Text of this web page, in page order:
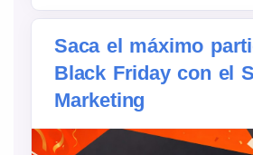
Saca el máximo
Black Friday con el
Marketing